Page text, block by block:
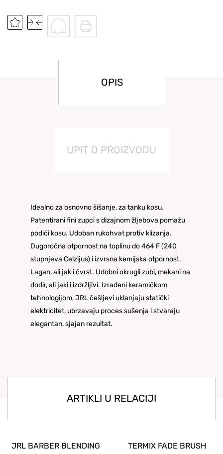
OPIS
UPIT O PROIZVODU
Idealno za osnovno šišanje, za tanku kosu.
Patentirani fini zupci s dizajnom žljebova pomažu
podići kosu. Udoban rukohvat protiv klizanja.
Dugoročna otpornost na toplinu do 464 F (240
stupnjeva Celzijus) i izvrsna kemijska otpornost.
Lagan, ali jak i čvrst. Udobni okrugli zubi, mekani na
dodir, ali jaki i izdržljivi. Izrađeni keramičkom
tehnologijom, JRL češljevi uklanjaju statički
elektricitet, ubrzavaju proces sušenja i stvaraju
elegantan, sjajan rezultat.
ARTIKLI U RELACIJI
JRL BARBER BLENDING
TERMIX FADE BRUSH